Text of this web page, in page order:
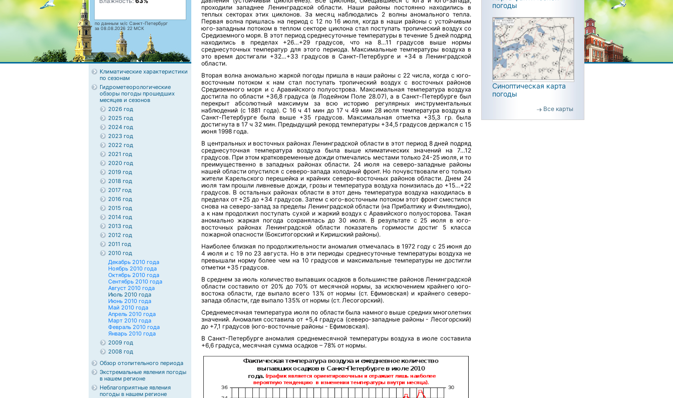
по данным м/с Санкт-Петербург
за 08.08.2026 22 МСК
Климатические характеристики
по сезонам
Гидрометеорологические
обзоры погоды прошедших
месяцев и сезонов
2026 год
2025 год
2024 год
2023 год
2022 год
2021 год
2020 год
2019 год
2018 год
2017 год
2016 год
2015 год
2014 год
2013 год
2012 год
2011 год
2010 год
Декабрь 2010 года
Ноябрь 2010 года
Октябрь 2010 года
Сентябрь 2010 года
Август 2010 года
Июль 2010 года
Июнь 2010 года
Май 2010 года
Апрель 2010 года
Март 2010 года
Февраль 2010 года
Январь 2010 года
2009 год
2008 год
Обзор отопительного периода
Экстремальные явления погоды
в нашем регионе
Неблагоприятные явления
погоды в нашем регионе
проходили западнее Ленинградской области. Наши районы постоянно находились в
теплых секторах этих циклонов. За месяц наблюдались 2 волны аномального тепла.
Первая волна пришлась на период с 12 по 16 июля, когда в наши районы с устойчивым
юго-западным потоком в теплом секторе циклона стал поступать тропический воздух со
Средиземного моря. В этот период среднесуточные температуры в течение 5 дней подряд
находились в пределах +26…+29 градусов, что на 8…11 градусов выше нормы
среднесуточных температур для этого периода. Максимальные температуры воздуха в
это время достигали +32…+33 градусов в Санкт-Петербурге и +34 в Ленинградской
области.
Вторая волна аномально жаркой погоды пришла в наши районы с 22 числа, когда с юго-
восточным потоком к нам стал поступать тропический воздух с восточных районов
Средиземного моря и с Аравийского полуострова. Максимальная температура воздуха
достигла по области +36,8 градуса (в Лодейном Поле 28.07), а в Санкт-Петербурге был
перекрыт абсолютный максимум за всю историю регулярных инструментальных
наблюдений (с 1881 года). С 16 ч 41 мин до 17 ч 49 мин 28 июля температура воздуха в
Санкт-Петербурге была выше +35 градусов. Максимальная отметка +35,3 гр. была
достигнута в 17 ч 32 мин. Предыдущий рекорд температуры +34,5 градусов держался с 15
июня 1998 года.
В центральных и восточных районах Ленинградской области в этот период 8 дней подряд
среднесуточная температура воздуха была выше климатических значений на 7…12
градусов. При этом кратковременные дожди отмечались местами только 24-25 июля, и то
преимущественно в западных районах области. 24 июля на северо-западные районы
нашей области опустился с северо-запада холодный фронт. Но почувствовали его только
жители Карельского перешейка и крайних северо-восточных районов области. Днем 24
июля там прошли ливневые дожди, грозы и температура воздуха понизилась до +15…+22
градусов. В остальных районах области в этот день температура воздуха находилась в
пределах от +25 до +34 градусов. Затем с юго-восточным потоком этот фронт сместился
снова на северо-запад за пределы Ленинградской области (на Прибалтику и Финляндию),
а к нам продолжил поступать сухой и жаркий воздух с Аравийского полуосторова. Такая
аномально жаркая погода сохранялась до 30 июля. В результате с 25 июля в юго-
восточных районах Ленинградской области показатель горимости достиг 5 класса
пожарной опасности (Бокситогорский и Киришский районы).
Наиболее близкая по продолжительности аномалия отмечалась в 1972 году с 25 июня до
4 июля и с 19 по 23 августа. Но в эти периоды среднесуточные температуры воздуха не
превышали норму более чем на 10 градусов и максимальные температуры не достигли
отметки +35 градусов.
В среднем за июль количество выпавших осадков в большинстве районов Ленинградской
области составило от 20% до 70% от месячной нормы, за исключением крайнего юго-
востока области, где выпало всего 13% от нормы (ст. Ефимовская) и крайнего северо-
запада области, где выпало 135% от нормы (ст. Лесогорский).
Среднемесячная температура июля по области была намного выше средних многолетних
значений. Аномалия составила от +5,4 градуса (северо-западные районы - Лесогорский)
до +7,1 градусов (юго-восточные районы - Ефимовская).
В Санкт-Петербурге аномалия среднемесячной температуры воздуха в июле составила
+6,6 градуса, месячная сумма осадков – 78% от нормы.
погоды
Синоптическая карта
погоды
Все карты